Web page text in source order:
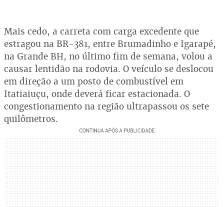
Mais cedo, a carreta com carga excedente que
estragou na BR-381, entre Brumadinho e Igarapé,
na Grande BH, no último fim de semana, volou a
causar lentidão na rodovia. O veículo se deslocou
em direção a um posto de combustível em
Itatiaiuçu, onde deverá ficar estacionada. O
congestionamento na região ultrapassou os sete
quilômetros.